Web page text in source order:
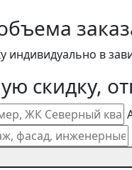
индивидуально в
скидку,